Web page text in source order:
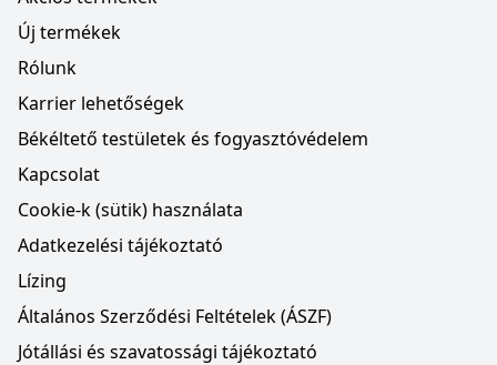
Új termékek
Rólunk
Karrier lehetőségek
Békéltető testületek és fogyasztóvédelem
Kapcsolat
Cookie-k (sütik) használata
Adatkezelési tájékoztató
Lízing
Általános Szerződési Feltételek (ÁSZF)
Jótállási és szavatossági tájékoztató